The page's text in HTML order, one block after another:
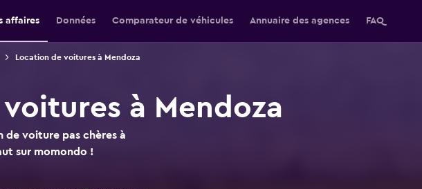
affaires Données Comparateur de véhicules Annuaire des agences FAQ
Location de voitures à Mendoza
à Mendoza
de voiture pas chères à
sur momondo !